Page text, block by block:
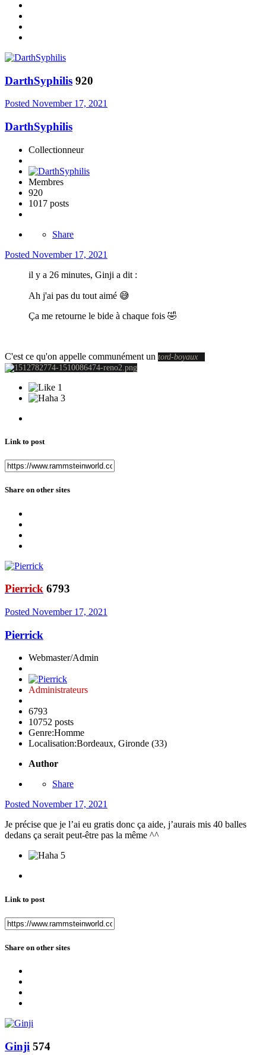
DarthSyphilis 920
Posted November 17, 2021
DarthSyphilis
Collectionneur
Membres
920
1017 posts
Share
Posted November 17, 2021
il y a 26 minutes, Ginji a dit :
Ah j'ai pas du tout aimé 😅
Ça me retourne le bide à chaque fois 🤣
C'est ce qu'on appelle communément un tord-boyaux
1
3
Link to post
Share on other sites
Pierrick 6793
Posted November 17, 2021
Pierrick
Webmaster/Admin
Administrateurs
6793
10752 posts
Genre:Homme
Localisation:Bordeaux, Gironde (33)
Author
Share
Posted November 17, 2021
Je précise que je l’ai eu gratis donc ça aide, j’aurais mis 40 balles
dedans ça serait peut-être pas la même ^^
5
Link to post
Share on other sites
Ginji 574